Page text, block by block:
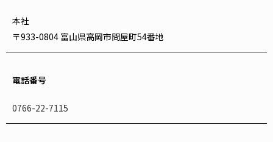
本社
〒933-0804 富山県高岡市問屋町54番地
電話番号
0766-22-7115